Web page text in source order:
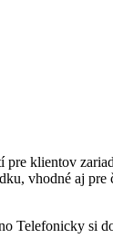
klientov
vhodné aj pre
Telefonicky si